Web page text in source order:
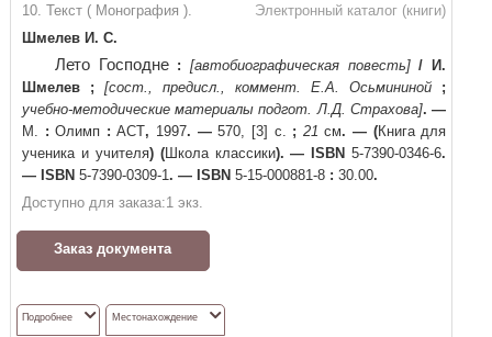
Электронный каталог (книги)
10. Текст ( Монография ).
Шмелев И. С.
Лето Господне : [автобиографическая повесть] /
И.
Шмелев
; [сост., предисл., коммент. Е.А. Осьмининой
;
учебно-методические материалы подгот. Л.Д. Страхова]. —
М. : Олимп : АСТ, 1997. —570, [3] с. ; 21 см. — (Книга для
ученика и учителя)(Школа классики). — ISBN 5-7390-0346-6.
— ISBN 5-7390-0309-1. — ISBN 5-15-000881-8 : 30.00.
Доступно для заказа:1 экз.
Заказ документа
Подробнее Местонахождение